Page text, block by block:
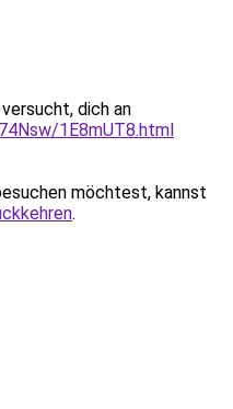
dich an
1E8mUT8.html
möchtest, kannst
.